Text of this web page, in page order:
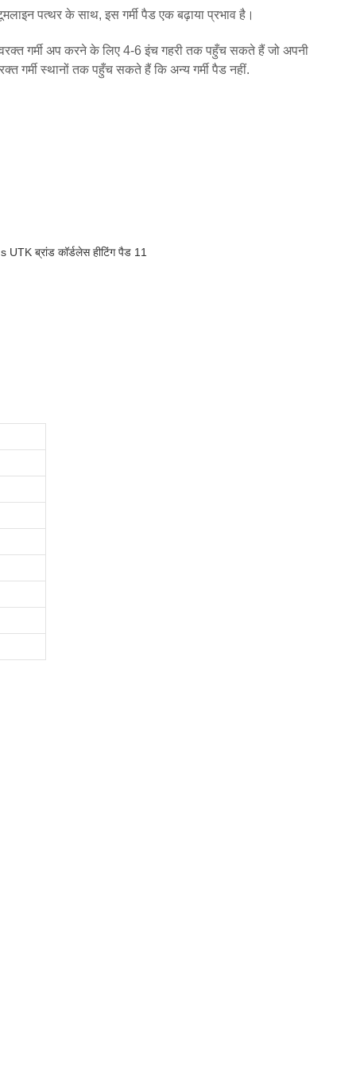
पत्थर के साथ, इस गर्मी पैड एक बढ़ाया प्रभाव है।
गर्मी अप करने के लिए 4-6 इंच गहरी तक पहुँच सकते हैं जो अपनी
गर्मी स्थानों तक पहुँच सकते हैं कि अन्य गर्मी पैड नहीं.